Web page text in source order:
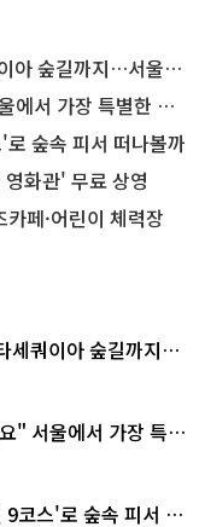
지…서울둘레길 15코스
특별한 편의점의 정체
숲속 피서 떠나볼까
화관' 무료 상영
페·어린이 체력장
세쿼이아 숲길까지…
" 서울에서 가장 특별
코스'로 숲속 피서 떠